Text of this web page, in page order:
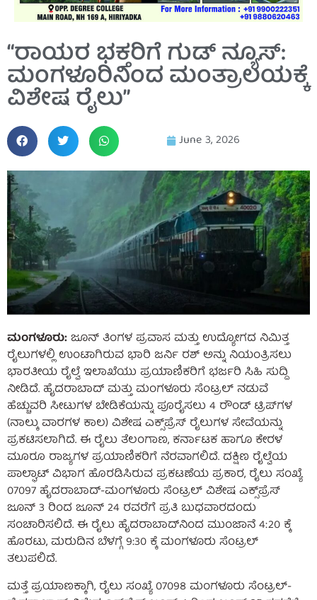
“ರಾಯರ ಭಕ್ತರಿಗೆ ಗುಡ್ ನ್ಯೂಸ್:
ಮಂಗಳೂರಿನಿಂದ ಮಂತ್ರಾಲಯಕ್ಕೆ
ವಿಶೇಷ ರೈಲು”
June 3, 2026
ಮಂಗಳೂರು:ಜೂನ್ ತಿಂಗಳ ಪ್ರವಾಸ ಮತ್ತು ಉದ್ಯೋಗದ ನಿಮಿತ್ತ
ರೈಲುಗಳಲ್ಲಿ ಉಂಟಾಗಿರುವ ಭಾರಿ ಜರ್ನಿ ರಶ್ ಅನ್ನು ನಿಯಂತ್ರಿಸಲು
ಭಾರತೀಯ ರೈಲ್ವೆ ಇಲಾಖೆಯು ಪ್ರಯಾಣಿಕರಿಗೆ ಭರ್ಜರಿ ಸಿಹಿ ಸುದ್ದಿ
ನೀಡಿದೆ. ಹೈದರಾಬಾದ್ ಮತ್ತು ಮಂಗಳೂರು ಸೆಂಟ್ರಲ್ ನಡುವೆ
ಹೆಚ್ಚುವರಿ ಸೀಟುಗಳ ಬೇಡಿಕೆಯನ್ನು ಪೂರೈಸಲು 4 ರೌಂಡ್ ಟ್ರಿಪ್‌ಗಳ
(ನಾಲ್ಕು ವಾರಗಳ ಕಾಲ) ವಿಶೇಷ ಎಕ್ಸ್‌ಪ್ರೆಸ್ ರೈಲುಗಳ ಸೇವೆಯನ್ನು
ಪ್ರಕಟಿಸಲಾಗಿದೆ. ಈ ರೈಲು ತೆಲಂಗಾಣ, ಕರ್ನಾಟಕ ಹಾಗೂ ಕೇರಳ
ಮೂರೂ ರಾಜ್ಯಗಳ ಪ್ರಯಾಣಿಕರಿಗೆ ನೆರವಾಗಲಿದೆ. ದಕ್ಷಿಣ ರೈಲ್ವೆಯ
ಪಾಲ್ಘಾಟ್ ವಿಭಾಗ ಹೊರಡಿಸಿರುವ ಪ್ರಕಟಣೆಯ ಪ್ರಕಾರ, ರೈಲು ಸಂಖ್ಯೆ
07097 ಹೈದರಾಬಾದ್-ಮಂಗಳೂರು ಸೆಂಟ್ರಲ್ ವಿಶೇಷ ಎಕ್ಸ್‌ಪ್ರೆಸ್
ಜೂನ್ 3 ರಿಂದ ಜೂನ್ 24 ರವರೆಗೆ ಪ್ರತಿ ಬುಧವಾರದಂದು
ಸಂಚಾರಿಸಲಿದೆ. ಈ ರೈಲು ಹೈದರಾಬಾದ್‌ನಿಂದ ಮುಂಜಾನೆ 4:20 ಕ್ಕೆ
ಹೊರಟು, ಮರುದಿನ ಬೆಳಗ್ಗೆ 9:30 ಕ್ಕೆ ಮಂಗಳೂರು ಸೆಂಟ್ರಲ್
ತಲುಪಲಿದೆ.
ಮತ್ತೆ ಪ್ರಯಾಣಕ್ಕಾಗಿ, ರೈಲು ಸಂಖ್ಯೆ 07098 ಮಂಗಳೂರು ಸೆಂಟ್ರಲ್-